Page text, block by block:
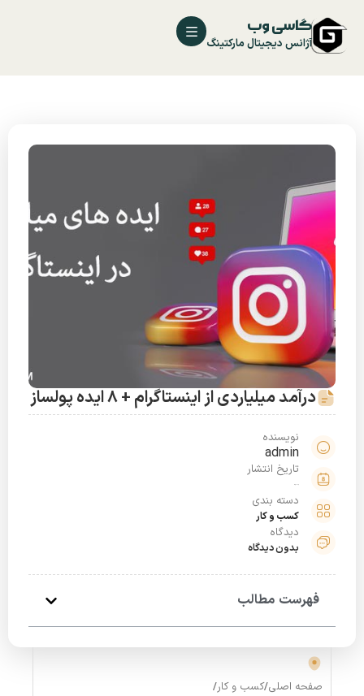
گاسی وب
آژانس دیجیتال مارکتینگ
درآمد میلیاردی از اینستاگرام + 8 ایده پولساز
نویسنده
admin
تاریخ انتشار
دسته بندی
کسب و کار
دیدگاه
بدون دیدگاه
فهرست مطالب
صفحه اصلی/کسب و کار/